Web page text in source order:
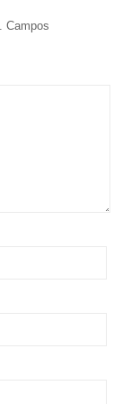
Campos